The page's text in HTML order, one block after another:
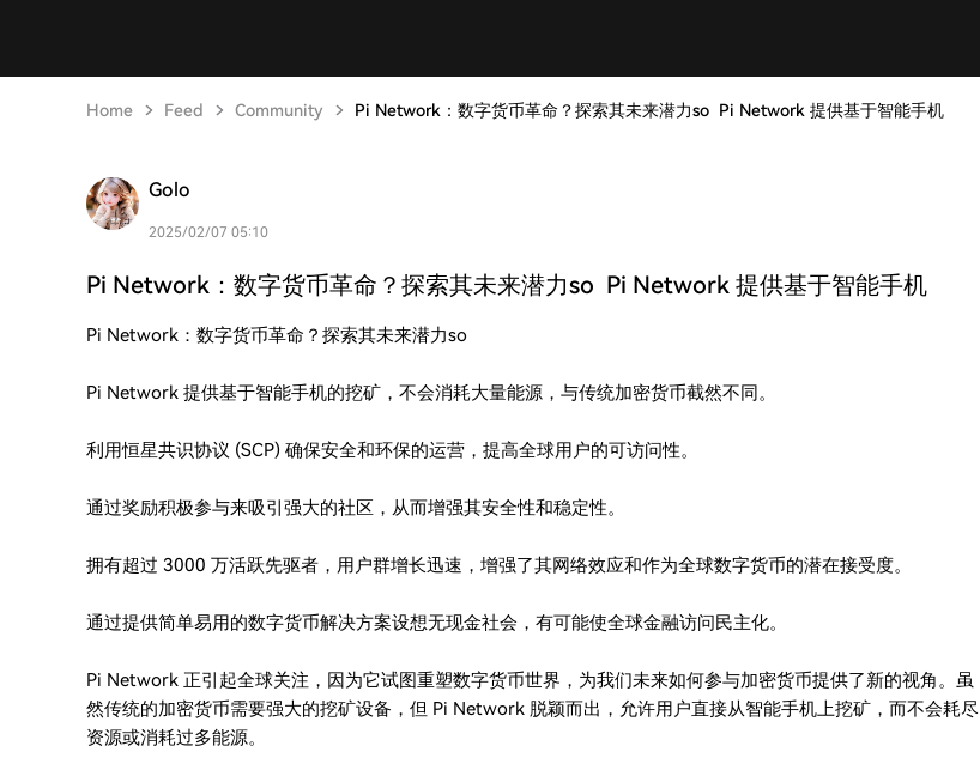
Home Feed Community Pi Network：数字货币革命？探索其未来潜力so Pi Network 提供基于智能手机
Golo
2025/02/07 05:10
Pi Network：数字货币革命？探索其未来潜力so Pi Network 提供基于智能手机
Pi Network：数字货币革命？探索其未来潜力so
Pi Network 提供基于智能手机的挖矿，不会消耗大量能源，与传统加密货币截然不同。
利用恒星共识协议 (SCP) 确保安全和环保的运营，提高全球用户的可访问性。
通过奖励积极参与来吸引强大的社区，从而增强其安全性和稳定性。
拥有超过 3000 万活跃先驱者，用户群增长迅速，增强了其网络效应和作为全球数字货币的潜在接受度。
通过提供简单易用的数字货币解决方案设想无现金社会，有可能使全球金融访问民主化。
Pi Network 正引起全球关注，因为它试图重塑数字货币世界，为我们未来如何参与加密货币提供了新的视角。虽
然传统的加密货币需要强大的挖矿设备，但 Pi Network 脱颖而出，允许用户直接从智能手机上挖矿，而不会耗尽
资源或消耗过多能源。